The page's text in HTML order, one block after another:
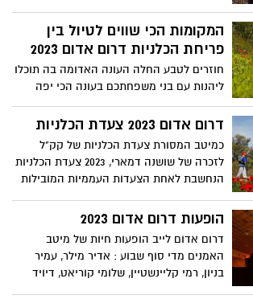
הארץ, לטעום דבש, ללמוד על תרומתה של
דבורת הדבש לתהליך ההאבקה של העצים
ולטעת עצים צוּפָנִיִים (שיש בפרחיהם צוף),
המקומות הכי שווים לטיול בין
פריחת הכלניות דרום אדום 2023
חוזרים לטבע החלה העונה האדומה בה תוכלו
ליהנות עם בני משפחתכם בעונה הכי יפה
בשנה באזור הדרום ובה תפגשו את מרבדי
הכלניות הפרוסות בין היישובים. הכנו לכם
דרום אדום 2023 צעדת הכלניות
כמיטב המסורת צעדת הכלניות של קק"ל
לזכרה של שושנה דמארי, 2023 צעדת הכלניות
הנחשבת לאחת הצעדות העממיות המובילות
המשפחה בין גבעות מוריקות באזור יער
הופעות דרום אדום 2023
דרום אדום לייב הופעות חיות של מיטב
האמנים מדי סוף שבוע : אדיר מילר, עמיר
בניון, רמי קליינשטיין, שלומי קוריאט, דיויד